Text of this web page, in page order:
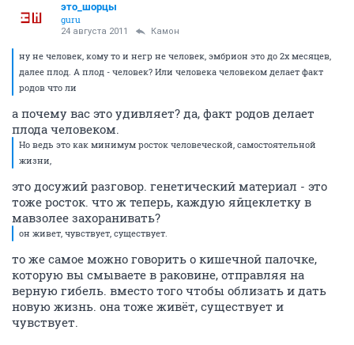
это_шорцы
guru
24 августа 2011 Камон
ну не человек, кому то и негр не человек, эмбрион это до 2х месяцев,
далее плод. А плод - человек? Или человека человеком делает факт
родов что ли
а почему вас это удивляет? да, факт родов делает
плода человеком.
Но ведь это как минимум росток человеческой, самостоятельной
жизни,
это досужий разговор. генетический материал - это
тоже росток. что ж теперь, каждую яйцеклетку в
мавзолее захоранивать?
он живет, чувствует, существует.
то же самое можно говорить о кишечной палочке,
которую вы смываете в раковине, отправляя на
верную гибель. вместо того чтобы облизать и дать
новую жизнь. она тоже живёт, существует и
чувствует.